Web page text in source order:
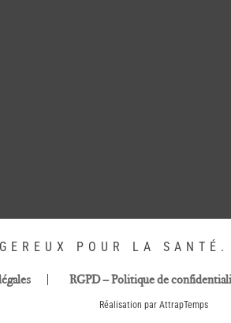
POUR LA
RGPD – Politique de
Réalisation par AttrapTemps